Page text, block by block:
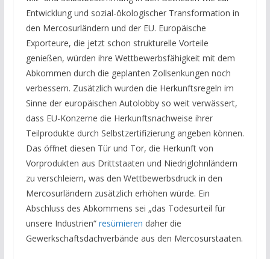
Entwicklung und sozial-ökologischer Transformation in
den Mercosurländern und der EU. Europäische
Exporteure, die jetzt schon strukturelle Vorteile
genießen, würden ihre Wettbewerbsfähigkeit mit dem
Abkommen durch die geplanten Zollsenkungen noch
verbessern. Zusätzlich wurden die Herkunftsregeln im
Sinne der europäischen Autolobby so weit verwässert,
dass EU-Konzerne die Herkunftsnachweise ihrer
Teilprodukte durch Selbstzertifizierung angeben können.
Das öffnet diesen Tür und Tor, die Herkunft von
Vorprodukten aus Drittstaaten und Niedriglohnländern
zu verschleiern, was den Wettbewerbsdruck in den
Mercosurländern zusätzlich erhöhen würde. Ein
Abschluss des Abkommens sei „das Todesurteil für
unsere Industrien“ resümieren daher die
Gewerkschaftsdachverbände aus den Mercosurstaaten.